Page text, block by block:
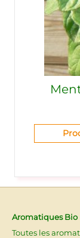
Aromatiques Bio
Toutes les